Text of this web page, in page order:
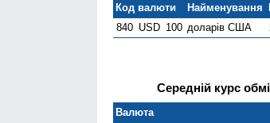
Код валюти Найменування
840 USD 100 доларів США
Середній курс
Валюта